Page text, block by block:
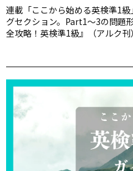
連載「ここから始める英検準1
グセクション。Part1～3の問題
全攻略！英検準1級』（アルク